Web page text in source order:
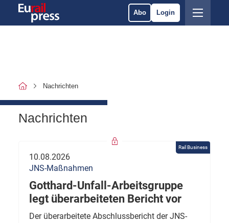
Abo Login
Nachrichten
Nachrichten
Rail Business
10.08.2026
JNS-Maßnahmen
Gotthard-Unfall-Arbeitsgruppe
legt überarbeiteten Bericht vor
Der überarbeitete Abschlussbericht der JNS-